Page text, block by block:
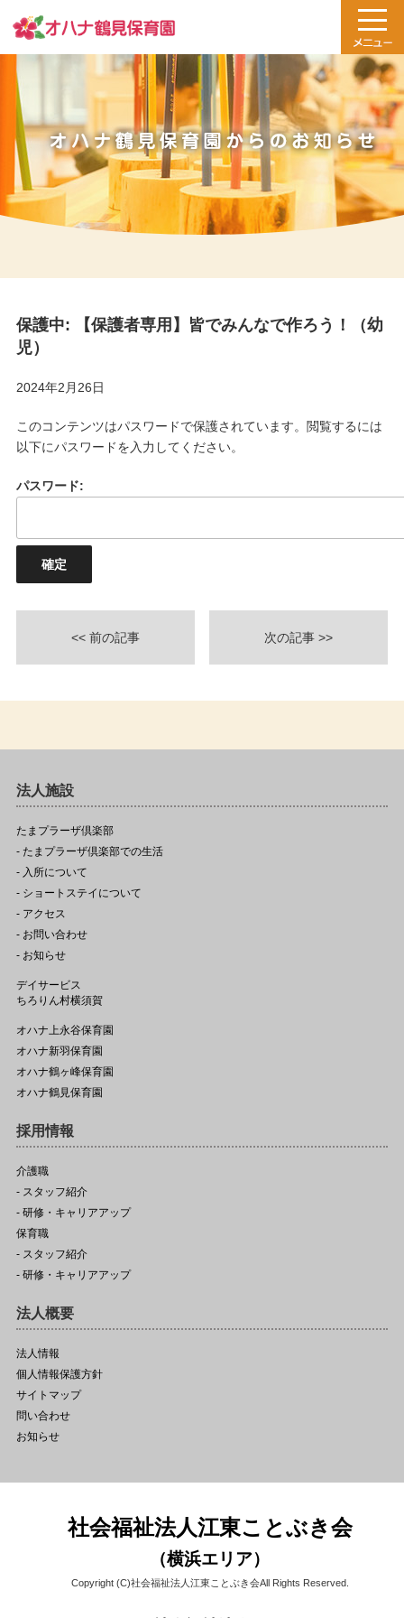
保護中: 【保護者専用】皆でみんなで作ろう！（幼
児）
2024年2月26日
このコンテンツはパスワードで保護されています。閲覧するには
以下にパスワードを入力してください。
パスワード:
<< 前の記事 次の記事 >>
法人施設
たまプラーザ倶楽部
- たまプラーザ倶楽部での生活
- 入所について
- ショートステイについて
- アクセス
- お問い合わせ
- お知らせ
デイサービス
ちろりん村横須賀
オハナ上永谷保育園
オハナ新羽保育園
オハナ鶴ヶ峰保育園
オハナ鶴見保育園
採用情報
介護職
- スタッフ紹介
- 研修・キャリアアップ
保育職
- スタッフ紹介
- 研修・キャリアアップ
法人概要
法人情報
個人情報保護方針
サイトマップ
問い合わせ
お知らせ
社会福祉法人江東ことぶき会
（横浜エリア）
Copyright (C)社会福祉法人江東ことぶき会All Rights Reserved.